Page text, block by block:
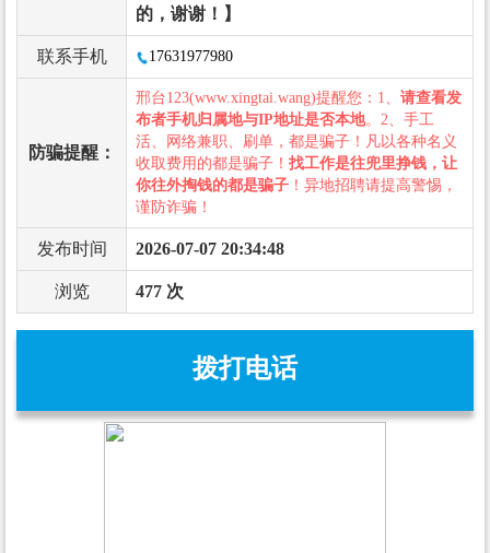
的，谢谢！】
联系手机 17631977980
防骗提醒：
邢台123(www.xingtai.wang)提醒您：1、 请查看发
布者手机归属地与IP地址是否本地。2、手工
活、网络兼职、刷单，都是骗子！凡以各种名义
收取费用的都是骗子！ 找工作是往兜里挣钱，让
你往外掏钱的都是骗子 ！异地招聘请提高警惕，
谨防诈骗！
发布时间 2026-07-07 20:34:48
浏览 477 次
拨打电话